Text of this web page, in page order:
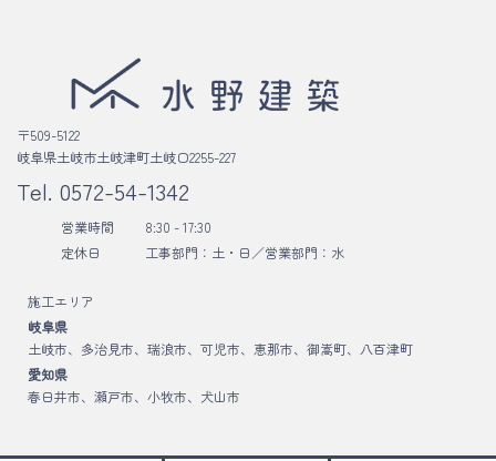
〒509-5122
岐阜県土岐市土岐津町土岐口2255-227
Tel. 0572-54-1342
営業時間
8:30 - 17:30
定休日
工事部門：土・日／営業部門：水
施工エリア
岐阜県
土岐市、多治見市、瑞浪市、可児市、恵那市、御嵩町、八百津町
愛知県
春日井市、瀬戸市、小牧市、犬山市